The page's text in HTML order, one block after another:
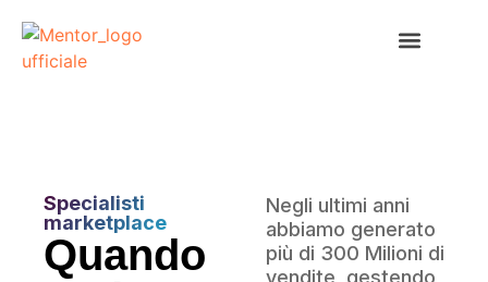
Specialisti
marketplace
Quando
Negli ultimi anni
abbiamo generato
più di 300 Milioni di
vendite, gestendo